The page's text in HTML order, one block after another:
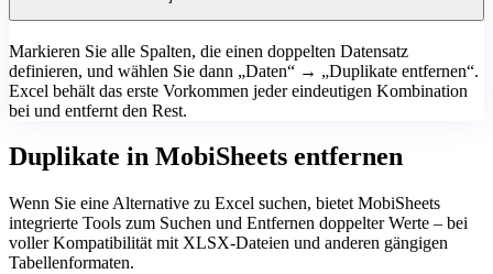
Markieren Sie alle Spalten, die einen doppelten Datensatz
definieren, und wählen Sie dann „Daten“ → „Duplikate entfernen“.
Excel behält das erste Vorkommen jeder eindeutigen Kombination
bei und entfernt den Rest.
Duplikate in MobiSheets entfernen
Wenn Sie eine Alternative zu Excel suchen, bietet MobiSheets
integrierte Tools zum Suchen und Entfernen doppelter Werte – bei
voller Kompatibilität mit XLSX-Dateien und anderen gängigen
Tabellenformaten.